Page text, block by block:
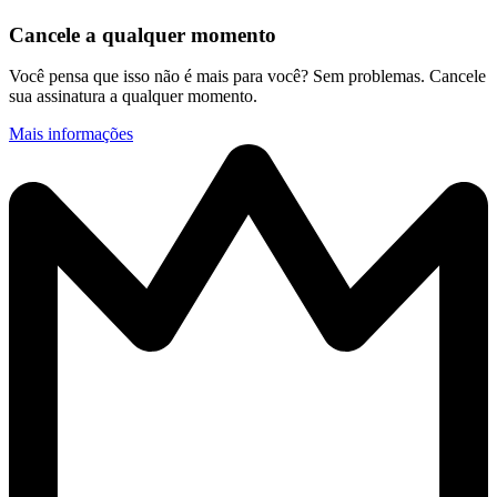
Cancele a qualquer momento
Você pensa que isso não é mais para você? Sem problemas. Cancele
sua assinatura a qualquer momento.
Mais informações